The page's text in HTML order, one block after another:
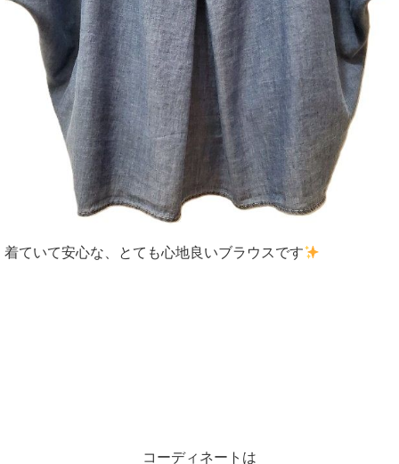
着ていて安心な、とても心地良いブラウスです
コーディネートは